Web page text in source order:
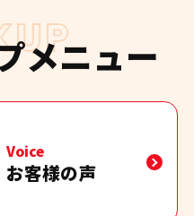
メニュー
Voice
お客様の声